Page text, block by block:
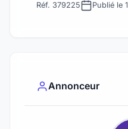
Réf. 379225 Publié le
Annonceur